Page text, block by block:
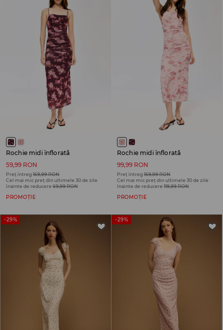
Rochie midi înflorată
59,99 RON
Preț întreg169,99 RON
Cel mai mic preț din ultimele 30 de zile
înainte de reducere 69,99 RON
PROMOȚIE
Rochie midi înflorată
99,99 RON
Preț întreg169,99 RON
Cel mai mic preț din ultimele 30 de zile
înainte de reducere 119,99 RON
PROMOȚIE
-29% -29%